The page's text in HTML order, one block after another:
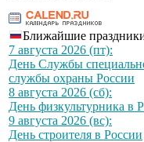
Ближайшие
7 августа 2026 (пт):
День Службы
службы охраны России
8 августа 2026 (сб):
День физкультурника в
9 августа 2026 (вс):
День строителя в России